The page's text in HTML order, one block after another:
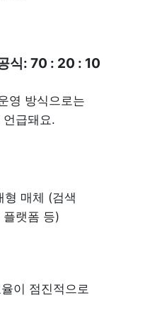
식: 70 : 20 : 10
급돼요.
형 매체 (검색
랫폼 등)
이 점진적으로